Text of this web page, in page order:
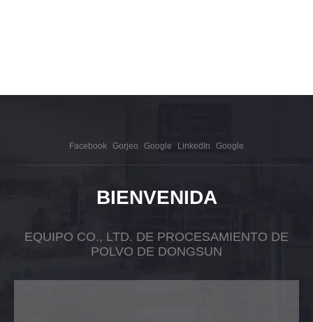
Facebook Gorjeo Google LinkedIn Google
BIENVENIDA
EQUIPO CO., LTD. DE PROCESAMIENTO DE
POLVO DE DONGSUN